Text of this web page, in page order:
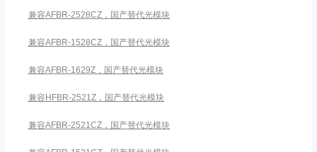
兼容AFBR-2528CZ，国产替代光模块
兼容AFBR-1528CZ，国产替代光模块
兼容AFBR-1629Z，国产替代光模块
兼容HFBR-2521Z，国产替代光模块
兼容AFBR-2521CZ，国产替代光模块